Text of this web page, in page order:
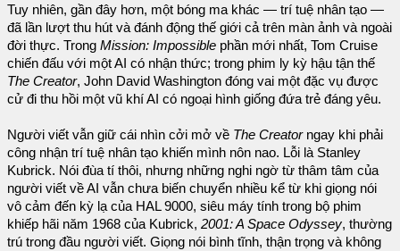
Tuy nhiên, gần đây hơn, một bóng ma khác — trí tuệ nhân tạo —
đã lần lượt thu hút và đánh động thế giới cả trên màn ảnh và ngoài
đời thực. Trong Mission: Impossible phần mới nhất, Tom Cruise
chiến đấu với một AI có nhận thức; trong phim ly kỳ hậu tận thế
The Creator, John David Washington đóng vai một đặc vụ được
cử đi thu hồi một vũ khí AI có ngoại hình giống đứa trẻ đáng yêu.
Người viết vẫn giữ cái nhìn cởi mở về The Creatorngay khi phải
công nhận trí tuệ nhân tạo khiến mình nôn nao. Lỗi là Stanley
Kubrick. Nói đùa tí thôi, nhưng những nghi ngờ từ thâm tâm của
người viết về AI vẫn chưa biến chuyển nhiều kể từ khi giọng nói
vô cảm đến kỳ lạ của HAL 9000, siêu máy tính trong bộ phim
khiếp hãi năm 1968 của Kubrick, 2001: A Space Odyssey, thường
trú trong đầu người viết. Giọng nói bình tĩnh, thận trọng và không